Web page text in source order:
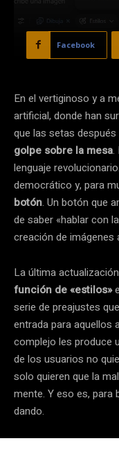
Facebook
En el vertiginoso y a
artificial, donde han
que las setas después
golpe sobre la mesa.
lenguaje
democrático y, para
botón. Un botón que
de saber «hablar con
creación de imágenes
La última
función de «estilos»
serie de preajustes
entrada para aquellos
complejo les produce
de los usuarios no
solo quieren que la
mente. Y eso es, para
dando.